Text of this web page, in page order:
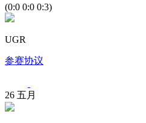
(0:0 0:0 0:3)
UGR
参赛协议
26 五月